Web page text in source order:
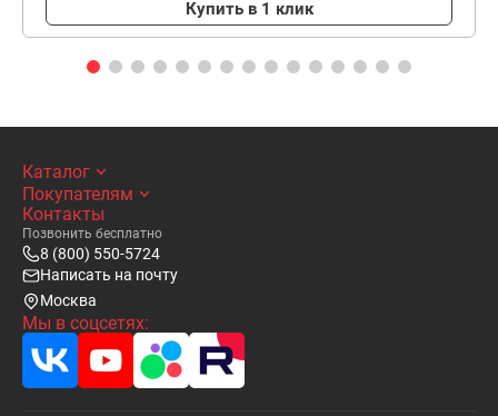
Купить в 1 клик
Каталог
Покупателям
Контакты
Позвонить бесплатно
8 (800) 550-5724
Написать на почту
Москва
Мы в соцсетях: